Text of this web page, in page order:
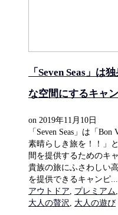
「Seven Seas」は
な空間にするキャ
on 2019年11月10日
「Seven Seas」は「
素晴らしき旅を！！」
間を提供するためのキ
貴族の旅にふさわしい
を提供できるキャンピ...
アウトドア, プレミアム,
大人の贅沢 , 大人の遊び